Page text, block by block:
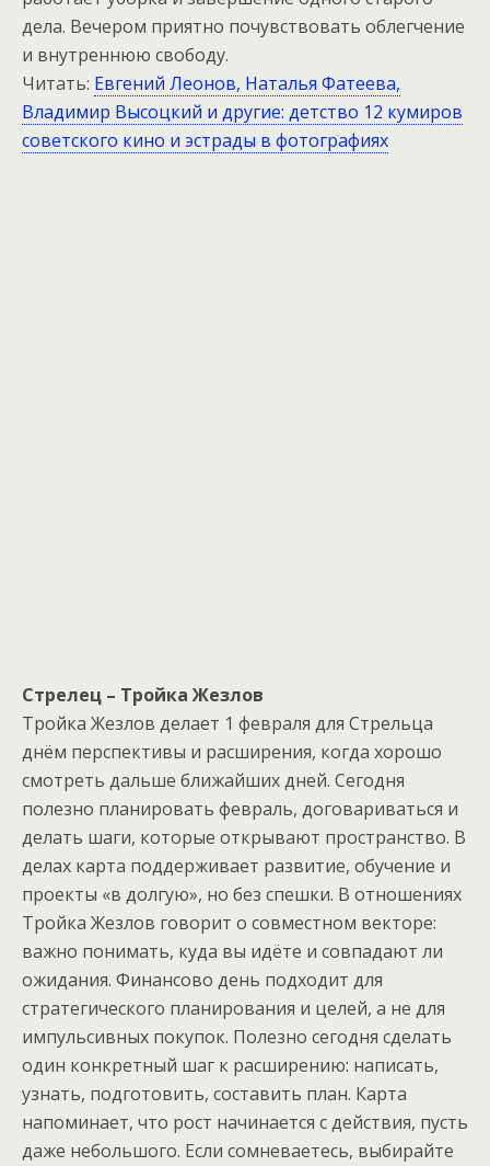
дела. Вечером приятно почувствовать облегчение
и внутреннюю свободу.
Читать: Евгений Леонов, Наталья Фатеева,
Владимир Высоцкий и другие: детство 12 кумиров
советского кино и эстрады в фотографиях
Стрелец – Тройка Жезлов
Тройка Жезлов делает 1 февраля для Стрельца
днём перспективы и расширения, когда хорошо
смотреть дальше ближайших дней. Сегодня
полезно планировать февраль, договариваться и
делать шаги, которые открывают пространство. В
делах карта поддерживает развитие, обучение и
проекты «в долгую», но без спешки. В отношениях
Тройка Жезлов говорит о совместном векторе:
важно понимать, куда вы идёте и совпадают ли
ожидания. Финансово день подходит для
стратегического планирования и целей, а не для
импульсивных покупок. Полезно сегодня сделать
один конкретный шаг к расширению: написать,
узнать, подготовить, составить план. Карта
напоминает, что рост начинается с действия, пусть
даже небольшого. Если сомневаетесь, выбирайте